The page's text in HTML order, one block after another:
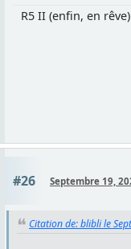
R5 II (enfin, en rêve)
#26 Septembre 19,
Citation de: blibli le